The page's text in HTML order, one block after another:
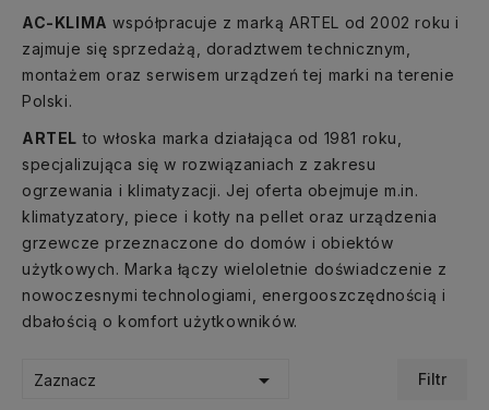
AC-KLIMA współpracuje z marką ARTEL od 2002 roku i
zajmuje się sprzedażą, doradztwem technicznym,
montażem oraz serwisem urządzeń tej marki na terenie
Polski.
ARTEL to włoska marka działająca od 1981 roku,
specjalizująca się w rozwiązaniach z zakresu
ogrzewania i klimatyzacji. Jej oferta obejmuje m.in.
klimatyzatory, piece i kotły na pellet oraz urządzenia
grzewcze przeznaczone do domów i obiektów
użytkowych. Marka łączy wieloletnie doświadczenie z
nowoczesnymi technologiami, energooszczędnością i
dbałością o komfort użytkowników.
Zaznacz  Filtr